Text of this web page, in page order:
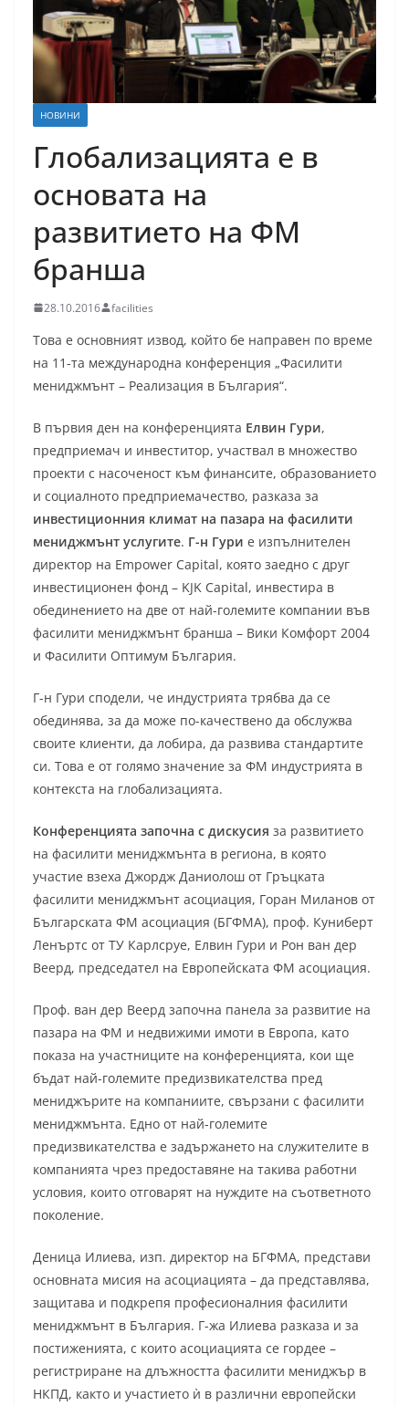
НОВИНИ
Глобализацията е в
основата на
развитието на ФМ
бранша
28.10.2016 facilities
Това е основният извод, който бе направен по време
на 11-та международна конференция „Фасилити
мениджмънт – Реализация в България“.
В първия ден на конференцията Елвин Гури,
предприемач и инвеститор, участвал в множество
проекти с насоченост към финансите, образованието
и социалното предприемачество, разказа за
инвестиционния климат на пазара на фасилити
мениджмънт услугите. Г-н Гури е изпълнителен
директор на Empower Capital, която заедно с друг
инвестиционен фонд – KJK Capital, инвестира в
обединението на две от най-големите компании във
фасилити мениджмънт бранша – Вики Комфорт 2004
и Фасилити Оптимум България.
Г-н Гури сподели, че индустрията трябва да се
обединява, за да може по-качествено да обслужва
своите клиенти, да лобира, да развива стандартите
си. Това е от голямо значение за ФМ индустрията в
контекста на глобализацията.
Конференцията започна с дискусия за развитието
на фасилити мениджмънта в региона, в която
участие взеха Джордж Даниолош от Гръцката
фасилити мениджмънт асоциация, Горан Миланов от
Българската ФМ асоциация (БГФМА), проф. Куниберт
Ленъртс от ТУ Карлсруе, Елвин Гури и Рон ван дер
Веерд, председател на Европейската ФМ асоциация.
Проф. ван дер Веерд започна панела за развитие на
пазара на ФМ и недвижими имоти в Европа, като
показа на участниците на конференцията, кои ще
бъдат най-големите предизвикателства пред
мениджърите на компаниите, свързани с фасилити
мениджмънта. Едно от най-големите
предизвикателства е задържането на служителите в
компанията чрез предоставяне на такива работни
условия, които отговарят на нуждите на съответното
поколение.
Деница Илиева, изп. директор на БГФМА, представи
основната мисия на асоциацията – да представлява,
защитава и подкрепя професионалния фасилити
мениджмънт в България. Г-жа Илиева разказа и за
постиженията, с които асоциацията се гордее –
регистриране на длъжността фасилити мениджър в
НКПД, както и участието ѝ в различни европейски